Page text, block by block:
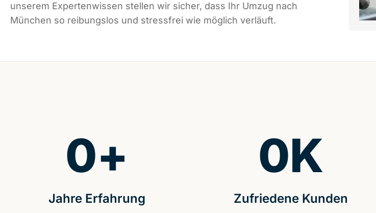
unserem Expertenwissen stellen wir sicher, dass Ihr Umzug nach
München so reibungslos und stressfrei wie möglich verläuft.
Jahre Erfahrung
0+
Zufriedene Kunden
0K